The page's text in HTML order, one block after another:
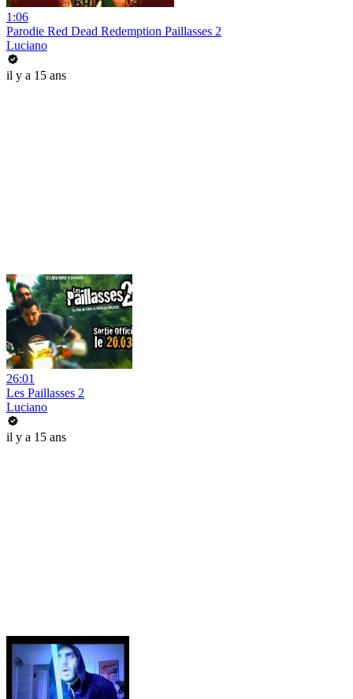
1:06
Parodie Red Dead Redemption Paillasses 2
Luciano
il y a 15 ans
26:01
Les Paillasses 2
Luciano
il y a 15 ans